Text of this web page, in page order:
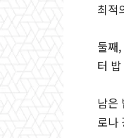
최적
둘째
터
남은
로나